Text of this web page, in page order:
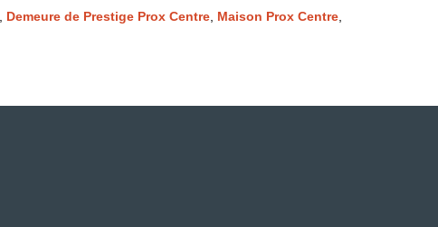
Demeure de Prestige Prox Centre Maison Prox Centre